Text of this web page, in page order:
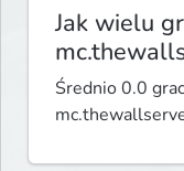
Jak wielu
Średnio 0.0